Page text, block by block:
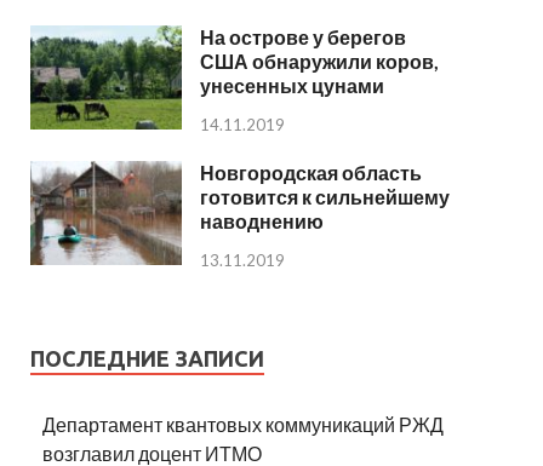
На острове у берегов
США обнаружили коров,
унесенных цунами
14.11.2019
Новгородская область
готовится к сильнейшему
наводнению
13.11.2019
ПОСЛЕДНИЕ ЗАПИСИ
Департамент квантовых коммуникаций РЖД
возглавил доцент ИТМО